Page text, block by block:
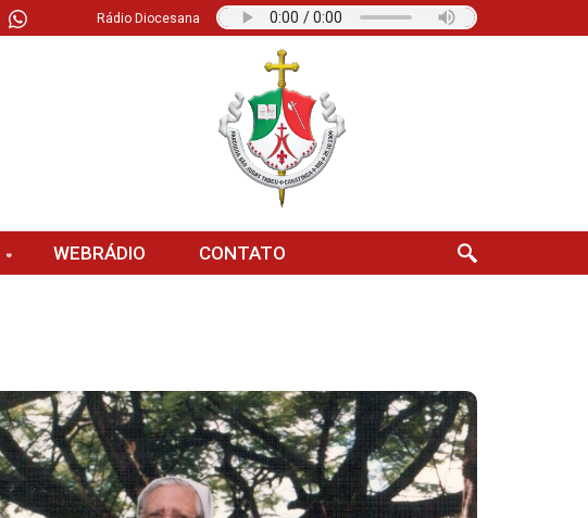
Rádio Diocesana
WEBRÁDIO CONTATO